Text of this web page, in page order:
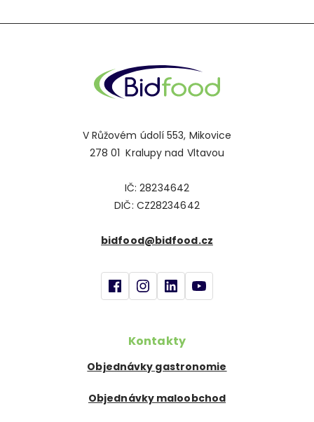
V Růžovém údolí 553, Mikovice
278 01 Kralupy nad Vltavou
IČ: 28234642
DIČ: CZ28234642
bidfood@bidfood.cz
Kontakty
Objednávky gastronomie
Objednávky maloobchod